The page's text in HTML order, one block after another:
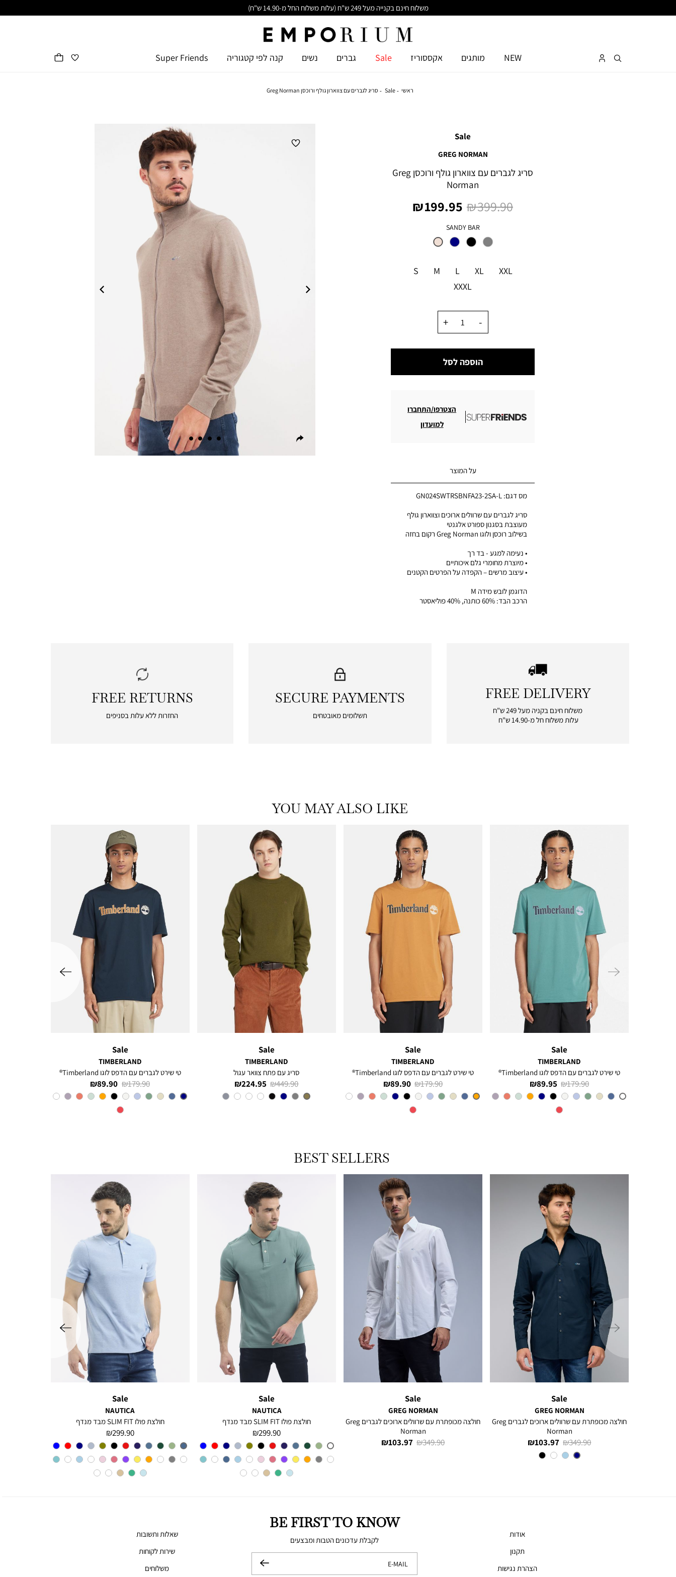
משלוח חינם בקנייה מעל 249 ש"ח (עלות משלוח החל מ-14.90 ש"ח)
NEW מותגים אקססוריז Sale גברים נשים קנה לפי קטגוריה Super Friends
ראשי Sale סריג לגברים עם צווארון גולף ורוכסן Greg Norman
Sale
GREG NORMAN
סריג לגברים עם צווארון גולף ורוכסן Greg
Norman
מחיר
מוצר
199.95 ₪
מחיר
399.90 ₪
צבע
SANDY BAR
S M L XL
XXL
XXXL
הוספה לסל
הצטרפו/התחברו
למועדון
על המוצר
מס דגם: GN024SWTRSBNFA23-2SA-L
סריג לגברים עם שרוולים ארוכים וצווארון גולף
מעוצבת בסגנון ספורט אלגנטי
בשילוב רוכסן ולוגו Greg Norman רקום בחזה
• נעימה למגע - בד רך
• מיוצרת מחומרי גלם איכותיים
• עיצוב מרשים – הקפדה על הפרטים הקטנים
הדוגמן לובש מידה M
הרכב הבד: 60% כותנה, 40% פוליאסטר
|
free
delivery
FREE DELIVERY
משלוח חינם בקניה מעל 249 ש"ח
עלות משלוח חל מ-14.90 ש"ח
|
payments
SECURE PAYMENTS
תשלומים מאובטחים
|
returns
FREE RETURNS
החזרות ללא עלות בסניפים
YOU MAY ALSO LIKE
ימינה
Sale
TIMBERLAND
טי שירט לגברים עם הדפס לוגו Timberland®
מחיר
מוצר
89.95 ₪
מחיר
רגיל
179.90 ₪
צבע
CL6
Sale
TIMBERLAND
טי שירט לגברים עם הדפס לוגו Timberland®
מחיר
מוצר
89.90 ₪
מחיר
רגיל
179.90 ₪
צבע
Orange
Sale
TIMBERLAND
סריג עם פתח צוואר עגול
מחיר
מוצר
224.95 ₪
מחיר
רגיל
449.90 ₪
צבע
OLIVE
Sale
TIMBERLAND
טי שירט לגברים עם הדפס לוגו Timberland®
מחיר
מוצר
89.90 ₪
מחיר
רגיל
179.90 ₪
צבע
Navy
שמאלה
BEST SELLERS
ימינה
Sale
GREG NORMAN
חולצה מכופתרת עם שרוולים ארוכים לגברים Greg
Norman
מחיר
מוצר
103.97 ₪
מחיר
רגיל
349.90 ₪
צבע
NAVY
Sale
GREG NORMAN
חולצה מכופתרת עם שרוולים ארוכים לגברים Greg
Norman
מחיר
103.97 ₪
מחיר
349.90 ₪
Sale
NAUTICA
חולצת פולו SLIM FIT מבד מנדף
מחיר
מוצר
299.90 ₪
צבע
A6M
Sale
NAUTICA
חולצת פולו SLIM FIT מבד מנדף
מחיר
מוצר
299.90 ₪
צבע
CHARTER
BLUE
שמאלה
BE FIRST TO KNOW
לקבלת עדכונים הטבות ומבצעים
E-MAIL
אודות
תקנון
הצהרת נגישות
שאלות ותשובות
שירות לקוחות
משלוחים